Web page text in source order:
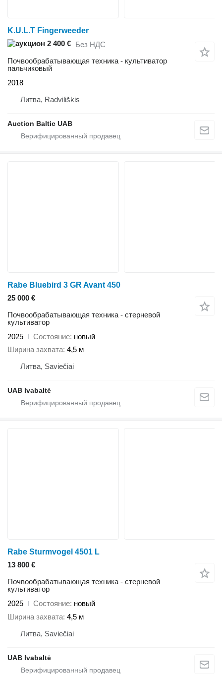
K.U.L.T Fingerweeder
2 400 € Без НДС
Почвообрабатывающая техника - культиватор
пальчиковый
2018
Литва, Radviliškis
Auction Baltic UAB
Rabe Bluebird 3 GR Avant 450
25 000 €
Почвообрабатывающая техника - стерневой
культиватор
2025
Состояние новый
Ширина захвата 4,5 м
Литва, Saviečiai
UAB Ivabaltė
Rabe Sturmvogel 4501 L
13 800 €
Почвообрабатывающая техника - стерневой
культиватор
2025
Состояние новый
Ширина захвата 4,5 м
Литва, Saviečiai
UAB Ivabaltė